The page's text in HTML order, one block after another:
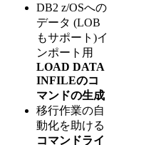
DB2 z/OSへの
データ (LOB
もサポート)イ
ンポート用
LOAD DATA
INFILEのコ
マンドの生成
移行作業の自
動化を助ける
コマンドライ